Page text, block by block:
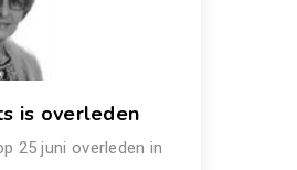
is overleden
25 juni overleden in